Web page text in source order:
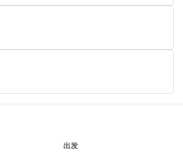
出发